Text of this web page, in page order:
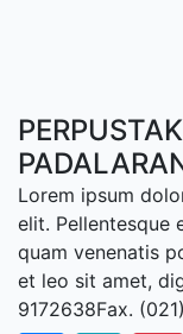
Lorem ipsum
elit. Pellentesque
quam venenatis
et leo sit amet,
9172638Fax.